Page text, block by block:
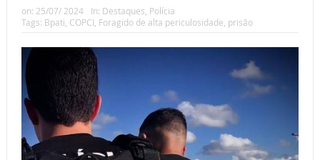
on: 25/07/ 2024 In: Destaques, Polícia
Tags: Bpati, COPCI, Foragido de alta periculosidade, prisão